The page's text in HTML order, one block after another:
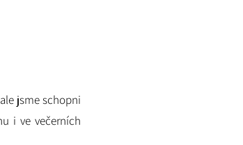
jsme schopni
i ve večerních